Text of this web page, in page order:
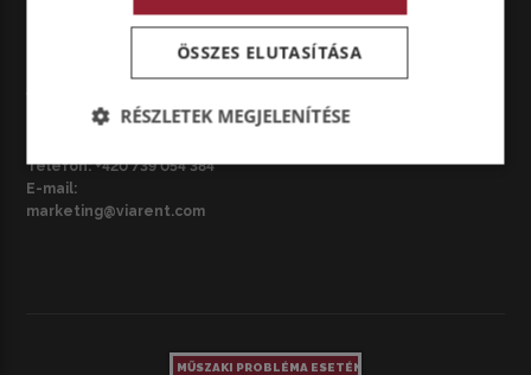
Národní třída 3687/42, 695 01
Telefon:+420 739 054 384
E-mail:
marketing@viarent.com
MŰSZAKI PROBLÉMA ESETÉN
ÖSSZES ELUTASÍTÁSA
RÉSZLETEK MEGJELENÍTÉSE